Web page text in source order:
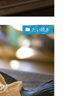
たい焼き